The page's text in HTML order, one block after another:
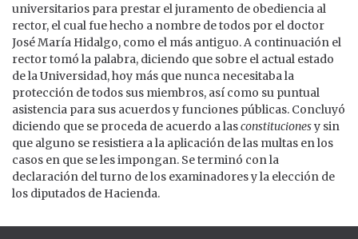
universitarios para prestar el juramento de obediencia al
rector, el cual fue hecho a nombre de todos por el doctor
José María Hidalgo, como el más antiguo. A continuación el
rector tomó la palabra, diciendo que sobre el actual estado
de la Universidad, hoy más que nunca necesitaba la
protección de todos sus miembros, así como su puntual
asistencia para sus acuerdos y funciones públicas. Concluyó
diciendo que se proceda de acuerdo a lasconstitucionesy sin
que alguno se resistiera a la aplicación de las multas en los
casos en que se les impongan. Se terminó con la
declaración del turno de los examinadores y la elección de
los diputados de Hacienda.